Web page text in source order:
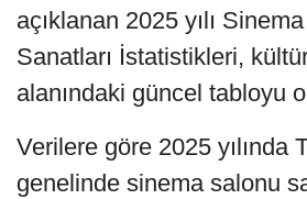
açıklanan 2025 yılı
Sanatları İstatistikleri,
alanındaki güncel tabloyu
Verilere göre 2025 yılında
genelinde sinema salonu